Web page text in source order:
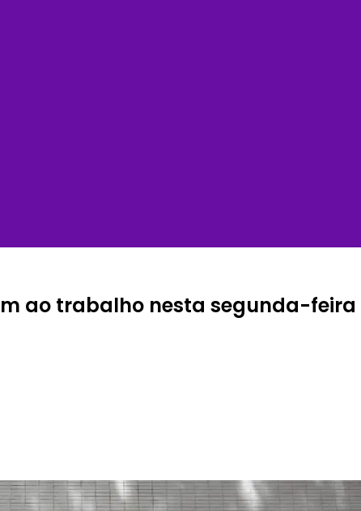
ao trabalho nesta segunda-feira